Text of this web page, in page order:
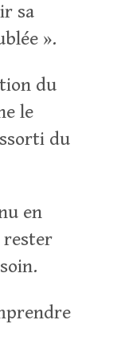
sa
».
du
le
du
en
rester